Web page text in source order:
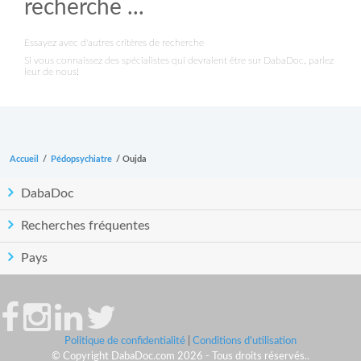
recherche ...
Essayez avec d'autres critères de recherche
Si vous connaissez des spécialistes qui devraient être sur DabaDoc, parlez
leur de nous!
Accueil / Pédopsychiatre / Oujda
DabaDoc
Recherches fréquentes
Pays
Politique de confidentialité
Conditions d'utilisation
© Copyright DabaDoc.com 2026 - Tous droits réservés..